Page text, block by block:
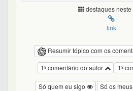
destaques neste
link
Resumir tópico com os
1º
1º comentário do autor
Só os meus
Só quem eu sigo